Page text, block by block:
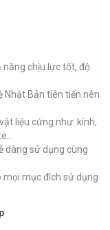
chịu lực tốt, độ
Nhật Bản tiên tiến nên
liệu cứng như: kính,
dàng sử dụng cùng
mọi mục đích sử dụng